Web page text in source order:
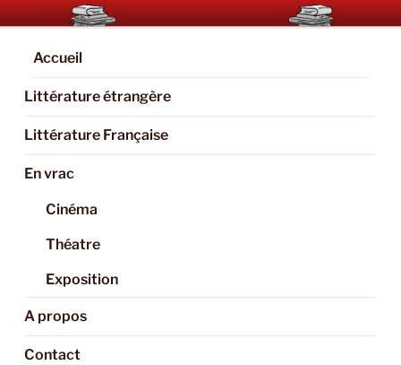
Aller
au
contenu
principal
BOOKAHOLIC.PARIS
Blog Littéraire et Culturel
Accueil
Littérature étrangère
Littérature Française
En vrac
Cinéma
Théatre
Exposition
A propos
Contact